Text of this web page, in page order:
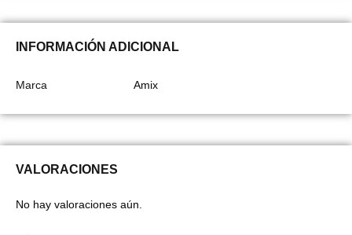
INFORMACIÓN ADICIONAL
Marca Amix
VALORACIONES
No hay valoraciones aún.